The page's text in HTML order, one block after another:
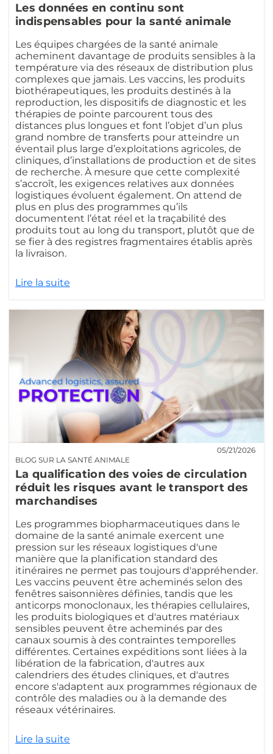
Les données en continu sont
indispensables pour la santé animale
Les équipes chargées de la santé animale
acheminent davantage de produits sensibles à la
température via des réseaux de distribution plus
complexes que jamais. Les vaccins, les produits
biothérapeutiques, les produits destinés à la
reproduction, les dispositifs de diagnostic et les
thérapies de pointe parcourent tous des
distances plus longues et font l’objet d’un plus
grand nombre de transferts pour atteindre un
éventail plus large d’exploitations agricoles, de
cliniques, d’installations de production et de sites
de recherche. À mesure que cette complexité
s’accroît, les exigences relatives aux données
logistiques évoluent également. On attend de
plus en plus des programmes qu’ils
documentent l’état réel et la traçabilité des
produits tout au long du transport, plutôt que de
se fier à des registres fragmentaires établis après
la livraison.
Lire la suite
BLOG SUR LA SANTÉ ANIMALE
05/21/2026
La qualification des voies de circulation
réduit les risques avant le transport des
marchandises
Les programmes biopharmaceutiques dans le
domaine de la santé animale exercent une
pression sur les réseaux logistiques d'une
manière que la planification standard des
itinéraires ne permet pas toujours d'appréhender.
Les vaccins peuvent être acheminés selon des
fenêtres saisonnières définies, tandis que les
anticorps monoclonaux, les thérapies cellulaires,
les produits biologiques et d'autres matériaux
sensibles peuvent être acheminés par des
canaux soumis à des contraintes temporelles
différentes. Certaines expéditions sont liées à la
libération de la fabrication, d'autres aux
calendriers des études cliniques, et d'autres
encore s'adaptent aux programmes régionaux de
contrôle des maladies ou à la demande des
réseaux vétérinaires.
Lire la suite